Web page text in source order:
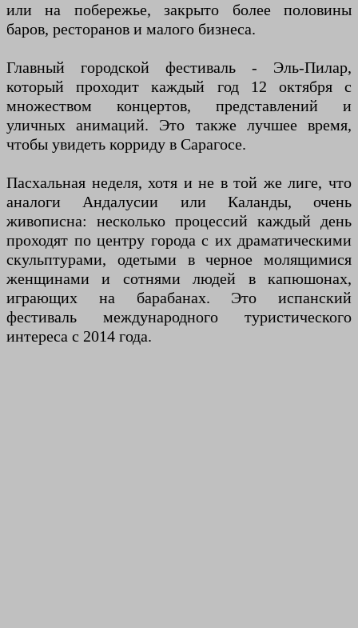
или на побережье, закрыто более половины
баров, ресторанов и малого бизнеса.
Главный городской фестиваль - Эль-Пилар,
который проходит каждый год 12 октября с
множеством концертов, представлений и
уличных анимаций. Это также лучшее время,
чтобы увидеть корриду в Сарагосе.
Пасхальная неделя, хотя и не в той же лиге, что
аналоги Андалусии или Каланды, очень
живописна: несколько процессий каждый день
проходят по центру города с их драматическими
скульптурами, одетыми в черное молящимися
женщинами и сотнями людей в капюшонах,
играющих на барабанах. Это испанский
фестиваль международного туристического
интереса с 2014 года.